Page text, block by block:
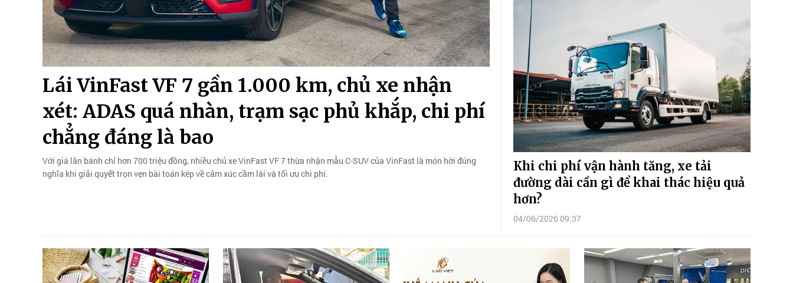
Lái VinFast VF 7 gần 1.000 km, chủ xe nhận
xét: ADAS quá nhàn, trạm sạc phủ khắp, chi phí
chẳng đáng là bao
Với giá lăn bánh chỉ hơn 700 triệu đồng, nhiều chủ xe VinFast VF 7 thừa nhận mẫu C-SUV của VinFast là món hời đúng
nghĩa khi giải quyết trọn vẹn bài toán kép về cảm xúc cầm lái và tối ưu chi phí.
Khi chi phí vận hành tăng, xe tải
đường dài cần gì để khai thác hiệu quả
hơn?
04/06/2026 09:37